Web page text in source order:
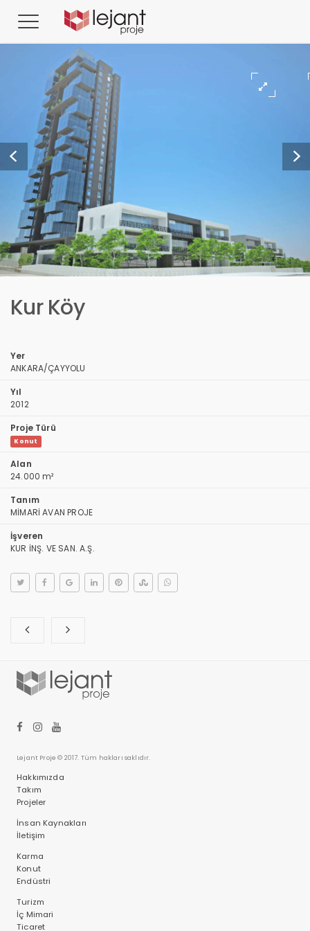
Kur Köy
Yer
ANKARA/ÇAYYOLU
Yıl
2012
Proje Türü
Konut
Alan
24.000 m²
Tanım
MİMARİ AVAN PROJE
İşveren
KUR İNŞ. VE SAN. A.Ş.
Lejant Proje © 2017. Tüm hakları saklıdır.
Hakkımızda
Takım
Projeler
İnsan Kaynakları
İletişim
Karma
Konut
Endüstri
Turizm
İç Mimari
Ticaret